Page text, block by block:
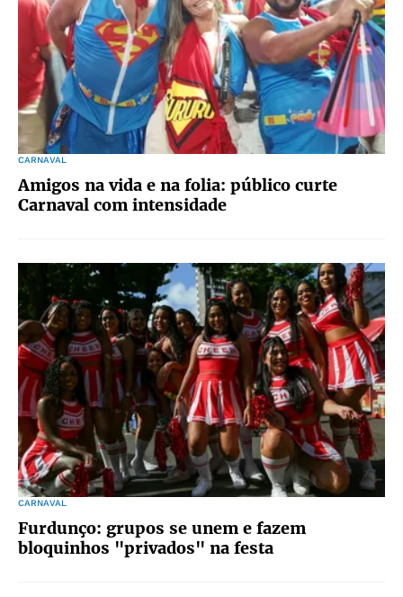
CARNAVAL
Amigos na vida e na folia: público curte
Carnaval com intensidade
CARNAVAL
Furdunço: grupos se unem e fazem
bloquinhos "privados" na festa